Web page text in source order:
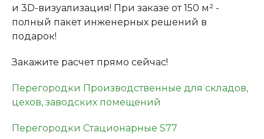
и 3D-визуализация! При заказе от 150 м² -
полный пакет инженерных решений в
подарок!
Закажите расчет прямо сейчас!
Перегородки Производственные для складов,
цехов, заводских помещений
Перегородки Стационарные S77